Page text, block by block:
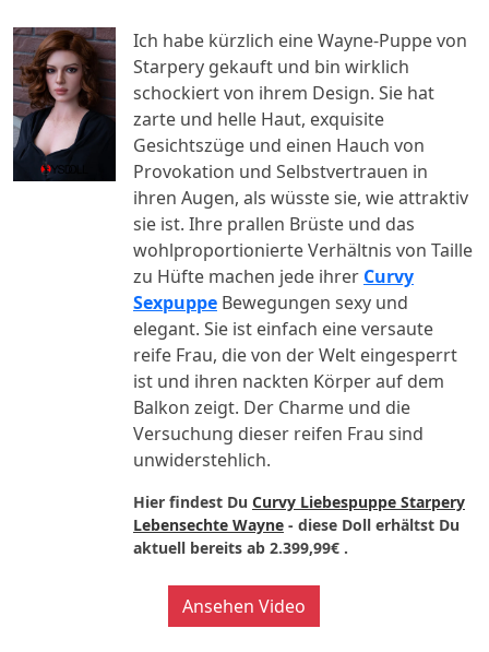
Ich habe kürzlich eine Wayne-Puppe von
Starpery gekauft und bin wirklich
schockiert von ihrem Design. Sie hat
zarte und helle Haut, exquisite
Gesichtszüge und einen Hauch von
Provokation und Selbstvertrauen in
ihren Augen, als wüsste sie, wie attraktiv
sie ist. Ihre prallen Brüste und das
wohlproportionierte Verhältnis von Taille
zu Hüfte machen jede ihrer Curvy
SexpuppeBewegungen sexy und
elegant. Sie ist einfach eine versaute
reife Frau, die von der Welt eingesperrt
ist und ihren nackten Körper auf dem
Balkon zeigt. Der Charme und die
Versuchung dieser reifen Frau sind
unwiderstehlich.
Hier findest Du Curvy Liebespuppe Starpery
Lebensechte Wayne- diese Doll erhältst Du
aktuell bereits ab 2.399,99€.
Ansehen Video